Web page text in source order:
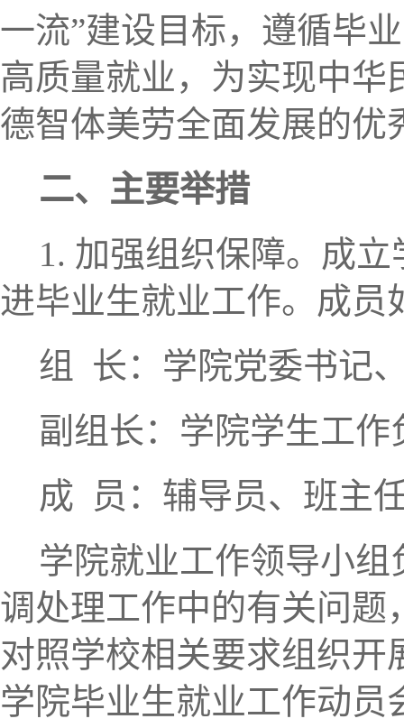
一流”建设目标，遵循毕
高质量就业，为实现中
德智体美劳全面发展的优
二、主要举措
1. 加强组织保障。 成立
进毕业生就业工作。成员
组 长：学院党委书记
副组长：学院学生工作
成 员：辅导员、班主
学院就业工作领导小
调处理工作中的有关问题
对照学校相关要求组织
学院毕业生就业工作动